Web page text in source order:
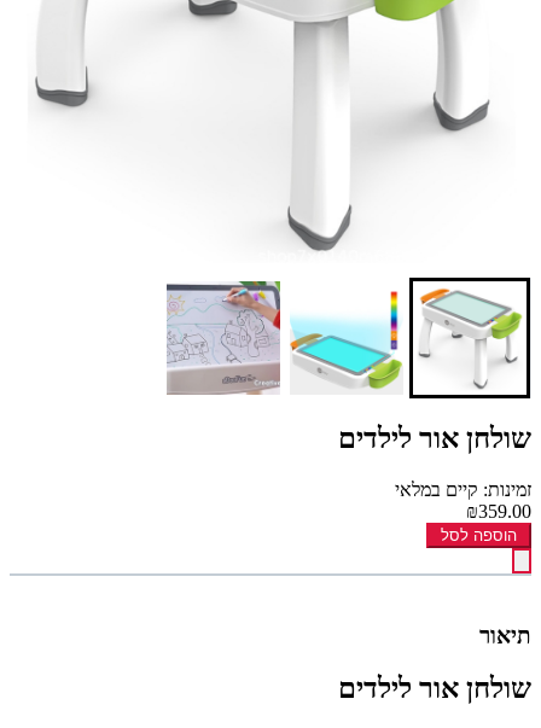
שולחן אור לילדים
זמינות: קיים במלאי
₪359.00
הוספה לסל
תיאור
שולחן אור לילדים